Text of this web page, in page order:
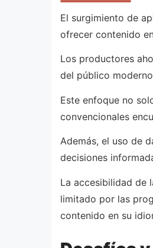
El surgimiento de
ofrecer contenido
Los productores
del público
Este enfoque no
convencionales
Además, el uso de
decisiones
La accesibilidad de
limitado por las
contenido en su